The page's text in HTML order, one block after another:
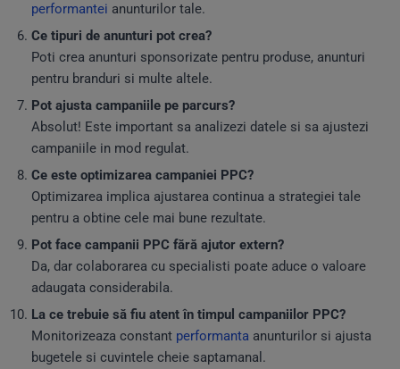
performantei anunturilor tale.
Ce tipuri de anunturi pot crea?
Poti crea anunturi sponsorizate pentru produse, anunturi
pentru branduri si multe altele.
Pot ajusta campaniile pe parcurs?
Absolut! Este important sa analizezi datele si sa ajustezi
campaniile in mod regulat.
Ce este optimizarea campaniei PPC?
Optimizarea implica ajustarea continua a strategiei tale
pentru a obtine cele mai bune rezultate.
Pot face campanii PPC fără ajutor extern?
Da, dar colaborarea cu specialisti poate aduce o valoare
adaugata considerabila.
La ce trebuie să fiu atent în timpul campaniilor PPC?
Monitorizeaza constant performanta anunturilor si ajusta
bugetele si cuvintele cheie saptamanal.